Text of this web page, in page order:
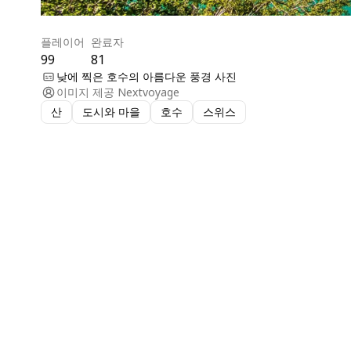
플레이어
99
완료자
81
낮에 찍은 호수의 아름다운 풍경 사진
이미지 제공 Nextvoyage
산
도시와 마을 호수 스위스